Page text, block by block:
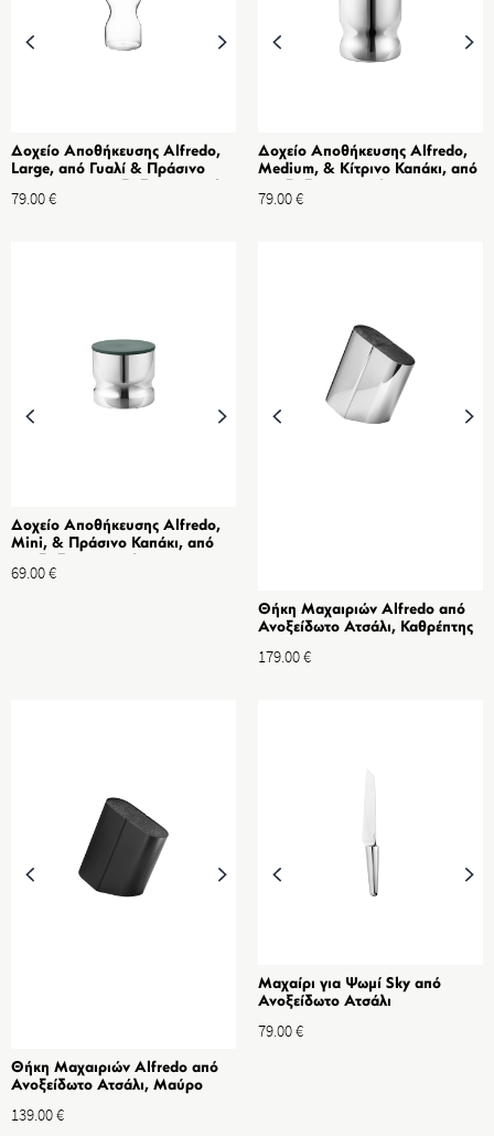
Δοχείο Αποθήκευσης Alfredo,
Large, από Γυαλί & Πράσινο
1.5L
79.00€
Δοχείο Αποθήκευσης Alfredo,
Medium, & Κίτρινο Καπάκι, από
79.00€
Δοχείο Αποθήκευσης Alfredo,
Mini, & Πράσινο Καπάκι, από
69.00€
Θήκη Μαχαιριών Alfredo από
Ανοξείδωτο Ατσάλι, Καθρέπτης
179.00€
Θήκη Μαχαιριών Alfredo από
Ανοξείδωτο Ατσάλι, Μαύρο
139.00€
Μαχαίρι για Ψωμί Sky από
Ανοξείδωτο Ατσάλι
79.00€